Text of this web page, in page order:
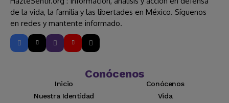
de la vida, la familia y las libertades en México. Síguenos
en redes y mantente informado.
Conócenos
Inicio
Conócenos
Nuestra Identidad
Vida